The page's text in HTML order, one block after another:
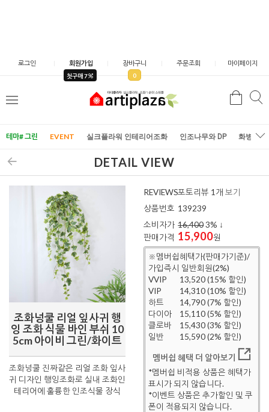
로그인 회원가입
첫구매 7
장바구니
0
주문조회 마이페이지
메
검
테마# 그린 EVENT 실크플라워 인테리어조화 인조나무와 DP 화병/화
DETAIL VIEW
조화넝쿨 리얼 잎사귀 행
잉 조화 식물 바인 부쉬 10
5cm 아이비 그린/화이트
조화넝쿨 진짜같은 리얼 조화 잎사
귀 디자인 행잉조화로 실내 조화인
테리어에 훌륭한 인조식물 장식
REVIEWS포토리뷰 1개보기
상품번호 139239
소비자가 16,4003% ↓
판매가격 15,900원
※멤버쉽혜택가(판매가기준)/
가입즉시 일반회원(2%)
VVIP
13,520 (15% 할인)
VIP
14,310 (10% 할인)
하트
14,790 (7% 할인)
다이아
15,110 (5% 할인)
클로바
15,430 (3% 할인)
일반
15,590 (2% 할인)
멤버쉽 혜택 더 알아보기
*멤버쉽 비적용 상품은 혜택가
표시가 되지 않습니다.
*이벤트 상품은 추가할인 및 쿠
폰이 적용되지 않습니다.